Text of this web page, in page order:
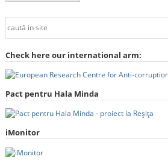
Check here our international arm:
Pact pentru Hala Minda
iMonitor